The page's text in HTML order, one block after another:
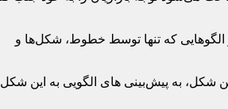
که تنها توسط خطوط، شکل‌ها و
شکل، به پیش‌بینی های الگویی به این شکل